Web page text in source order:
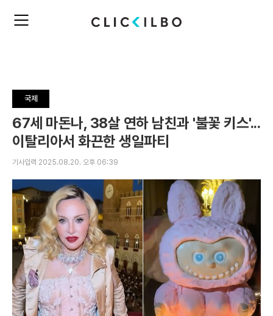
주
뉴
펼
치
기
국제
67세 마돈나, 38살 연하 남친과 '불꽃 키스'...
이탈리아서 화끈한 생일파티
기사입력 2025.08.20. 오후 06:39